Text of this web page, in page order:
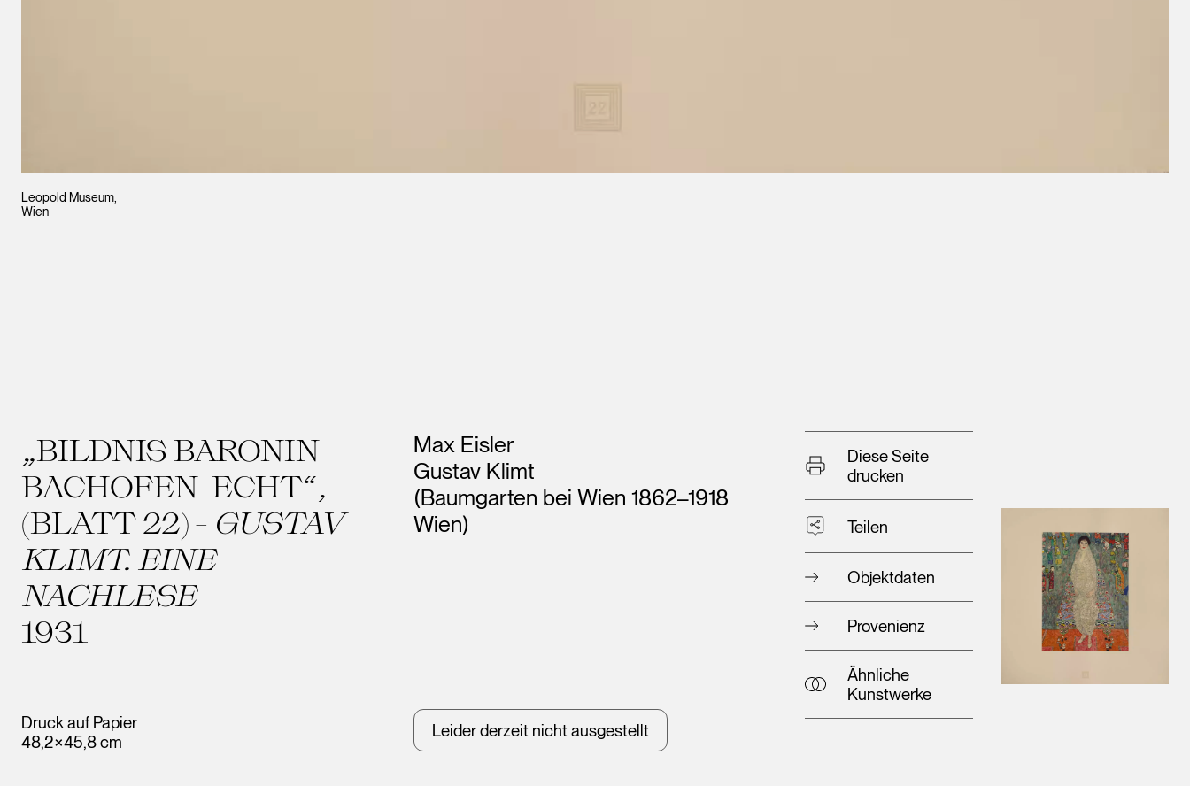
Leopold Museum,
Wien
„BILDNIS BARONIN
BACHOFEN-ECHT“,
(BLATT 22) - GUSTAV
KLIMT. EINE
NACHLESE
1931
Druck auf Papier
48,2×45,8 cm
Künstler*innen
Max Eisler
Gustav Klimt
(Baumgarten bei Wien 1862–1918
Wien)
Leider derzeit nicht ausgestellt
Diese Seite
drucken
Teilen
Objektdaten
Provenienz
Ähnliche
Kunstwerke